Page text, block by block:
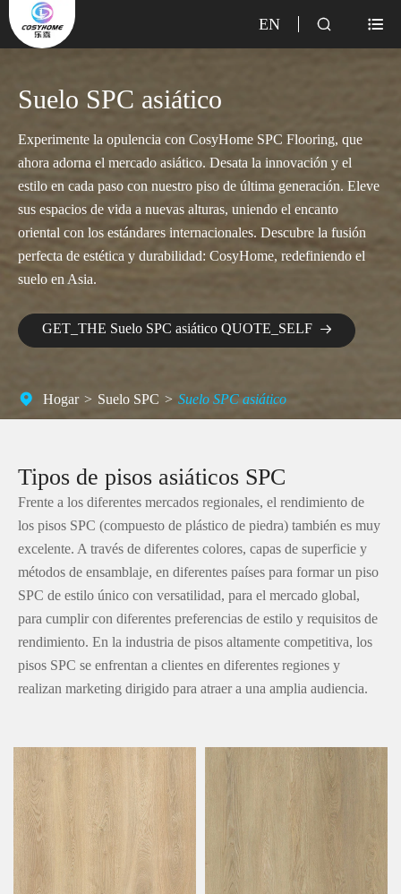
EN  
Suelo SPC asiático
Experimente la opulencia con CosyHome SPC Flooring, que
ahora adorna el mercado asiático. Desata la innovación y el
estilo en cada paso con nuestro piso de última generación. Eleve
sus espacios de vida a nuevas alturas, uniendo el encanto
oriental con los estándares internacionales. Descubre la fusión
perfecta de estética y durabilidad: CosyHome, redefiniendo el
suelo en Asia.
GET_THE Suelo SPC asiático QUOTE_SELF 
Hogar Suelo SPC Suelo SPC asiático
Tipos de pisos asiáticos SPC
Frente a los diferentes mercados regionales, el rendimiento de
los pisos SPC (compuesto de plástico de piedra) también es muy
excelente. A través de diferentes colores, capas de superficie y
métodos de ensamblaje, en diferentes países para formar un piso
SPC de estilo único con versatilidad, para el mercado global,
para cumplir con diferentes preferencias de estilo y requisitos de
rendimiento. En la industria de pisos altamente competitiva, los
pisos SPC se enfrentan a clientes en diferentes regiones y
realizan marketing dirigido para atraer a una amplia audiencia.